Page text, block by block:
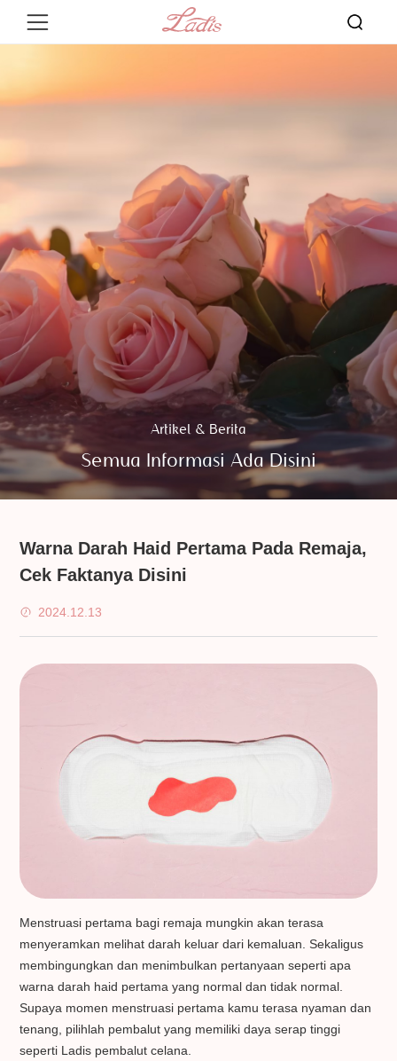
Artikel & Berita
Semua Informasi Ada Disini
Warna Darah Haid Pertama Pada Remaja,
Cek Faktanya Disini
2024.12.13
Menstruasi pertama bagi remaja mungkin akan terasa
menyeramkan melihat darah keluar dari kemaluan. Sekaligus
membingungkan dan menimbulkan pertanyaan seperti apa
warna darah haid pertama yang normal dan tidak normal.
Supaya momen menstruasi pertama kamu terasa nyaman dan
tenang, pilihlah pembalut yang memiliki daya serap tinggi
seperti Ladis pembalut celana.